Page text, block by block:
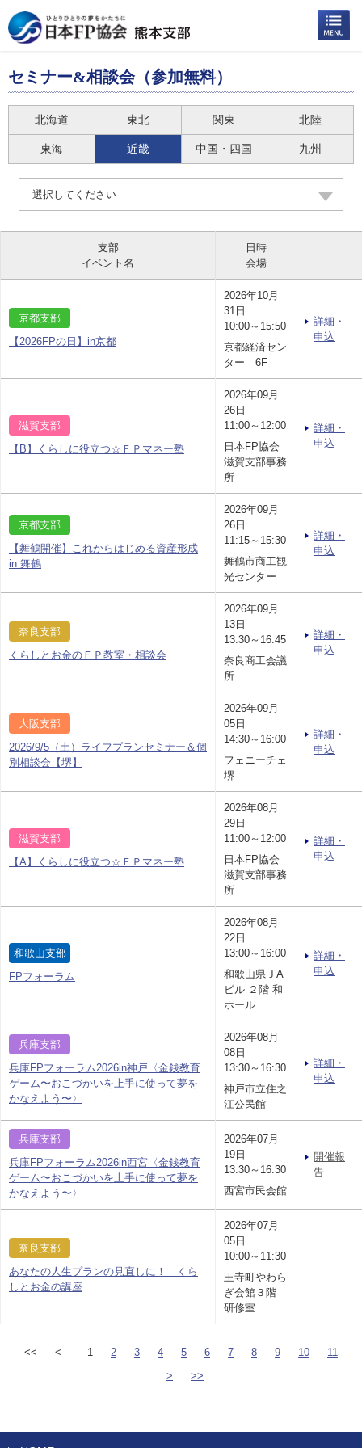
セミナー&相談会（参加無料）
北海道 東北 関東 北陸
東海 近畿 中国・四国 九州
選択してください
支部
イベント名
日時
会場
京都支部
【2026FPの日】in京都
2026年10月
31日
10:00～15:50
京都経済セン
ター 6F
詳細・
申込
滋賀支部
【B】くらしに役立つ☆ＦＰマネー塾
2026年09月
26日
11:00～12:00
日本FP協会
滋賀支部事務
所
詳細・
申込
京都支部
【舞鶴開催】これからはじめる資産形成
in 舞鶴
2026年09月
26日
11:15～15:30
舞鶴市商工観
光センター
詳細・
申込
奈良支部
くらしとお金のＦＰ教室・相談会
2026年09月
13日
13:30～16:45
奈良商工会議
所
詳細・
申込
大阪支部
2026/9/5（土）ライフプランセミナー＆個
別相談会【堺】
2026年09月
05日
14:30～16:00
フェニーチェ
堺
詳細・
申込
滋賀支部
【A】くらしに役立つ☆ＦＰマネー塾
2026年08月
29日
11:00～12:00
日本FP協会
滋賀支部事務
所
詳細・
申込
和歌山支部
FPフォーラム
2026年08月
22日
13:00～16:00
和歌山県ＪA
ビル ２階 和
ホール
詳細・
申込
兵庫支部
兵庫FPフォーラム2026in神戸〈金銭教育
ゲーム〜おこづかいを上手に使って夢を
かなえよう〜〉
2026年08月
08日
13:30～16:30
神戸市立住之
江公民館
詳細・
申込
兵庫支部
兵庫FPフォーラム2026in西宮〈金銭教育
ゲーム〜おこづかいを上手に使って夢を
かなえよう〜〉
2026年07月
19日
13:30～16:30
西宮市民会館
開催報
告
奈良支部
あなたの人生プランの見直しに！ くら
しとお金の講座
2026年07月
05日
10:00～11:30
王寺町やわら
ぎ会館３階
研修室
<< < 1 2 3 4 5 6 7 8 9 10
11
>
>>